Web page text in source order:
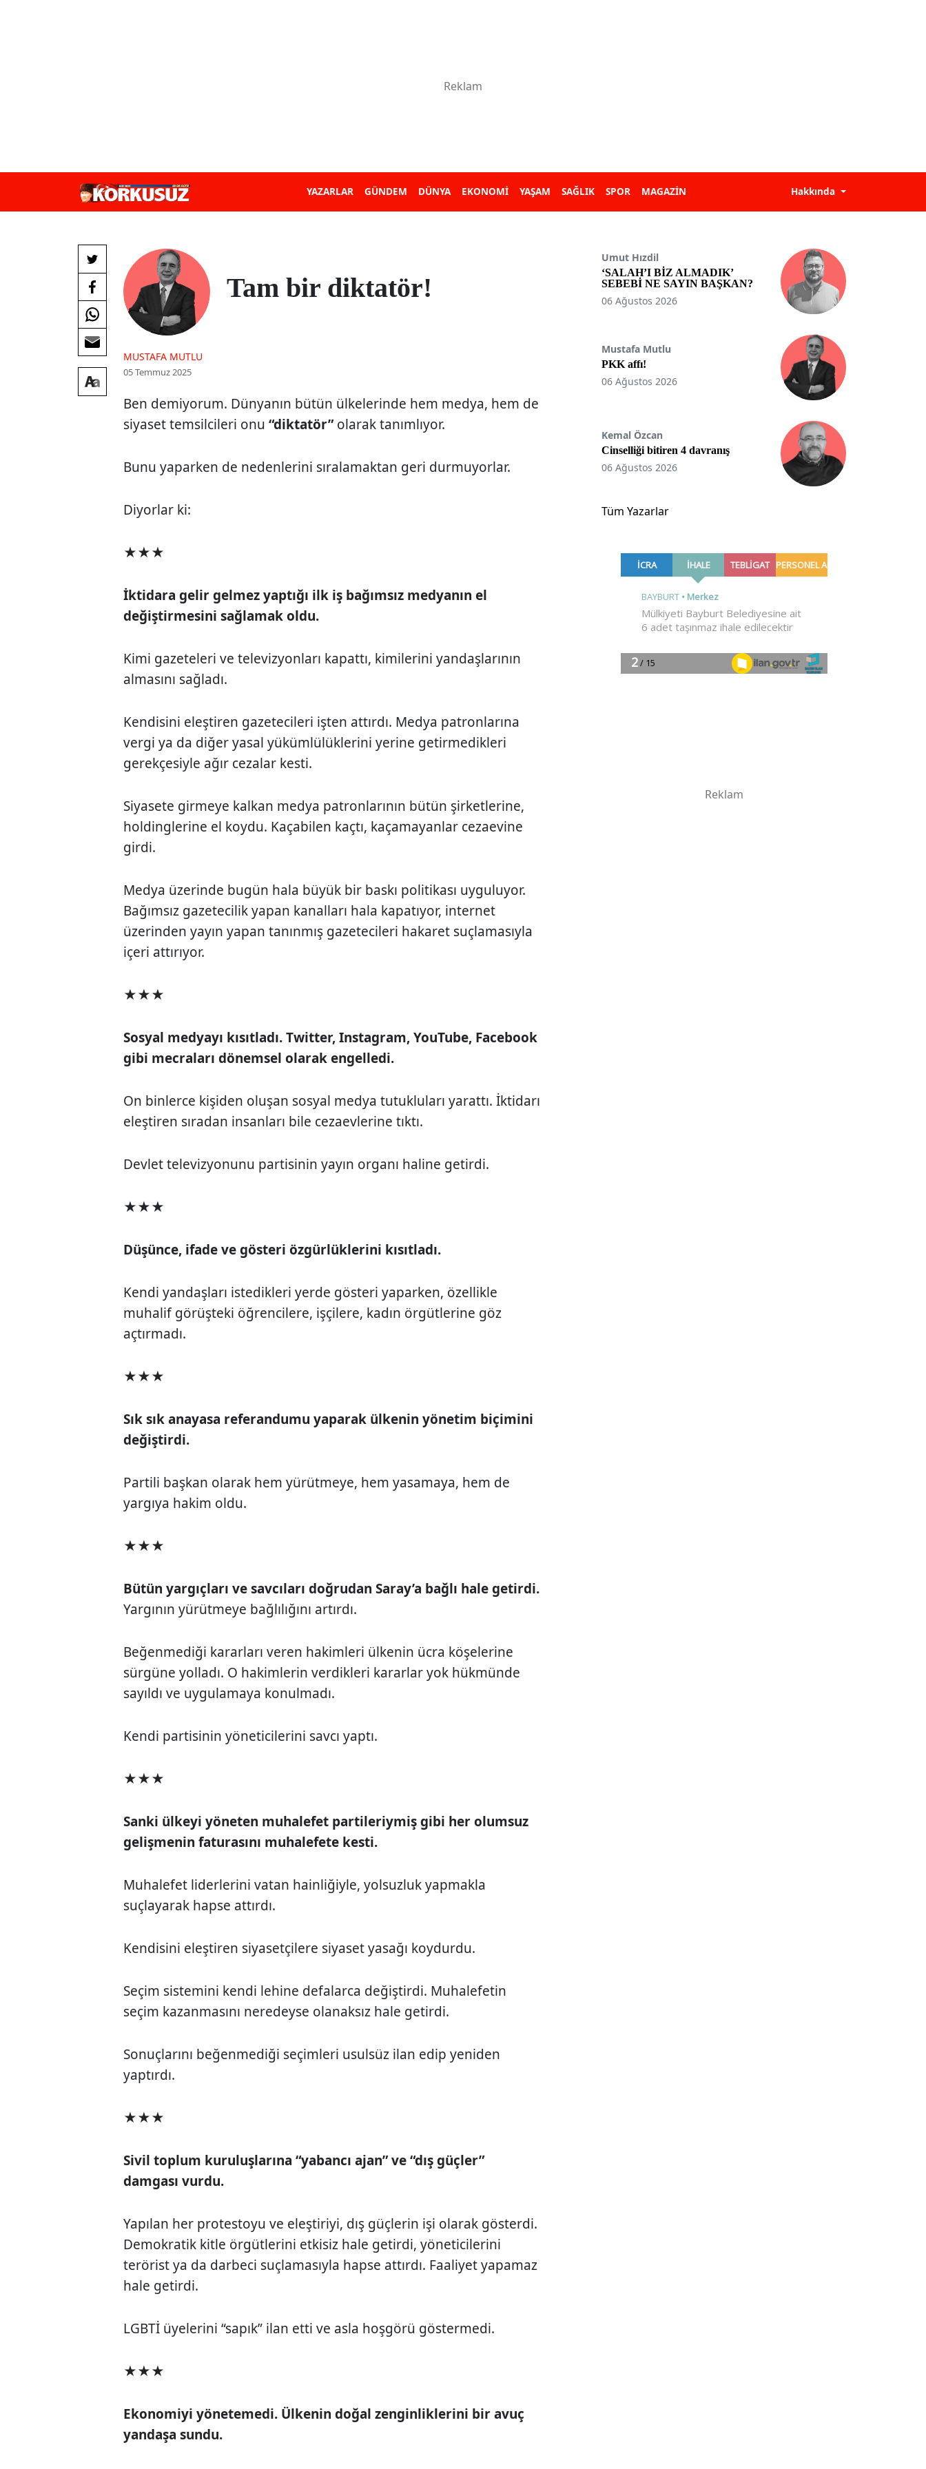
YAZARLAR GÜNDEM DÜNYA EKONOMİ YAŞAM SAĞLIK SPOR MAGAZİN Hakkında
Tam bir diktatör!
MUSTAFA MUTLU
05 Temmuz 2025
Ben demiyorum. Dünyanın bütün ülkelerinde hem medya, hem de
siyaset temsilcileri onu“diktatör”olarak tanımlıyor.
Bunu yaparken de nedenlerini sıralamaktan geri durmuyorlar.
Diyorlar ki:
★★★
İktidara gelir gelmez yaptığı ilk iş bağımsız medyanın el
değiştirmesini sağlamak oldu.
Kimi gazeteleri ve televizyonları kapattı, kimilerini yandaşlarının
almasını sağladı.
Kendisini eleştiren gazetecileri işten attırdı. Medya patronlarına
vergi ya da diğer yasal yükümlülüklerini yerine getirmedikleri
gerekçesiyle ağır cezalar kesti.
Siyasete girmeye kalkan medya patronlarının bütün şirketlerine,
holdinglerine el koydu. Kaçabilen kaçtı, kaçamayanlar cezaevine
girdi.
Medya üzerinde bugün hala büyük bir baskı politikası uyguluyor.
Bağımsız gazetecilik yapan kanalları hala kapatıyor, internet
üzerinden yayın yapan tanınmış gazetecileri hakaret suçlamasıyla
içeri attırıyor.
★★★
Sosyal medyayı kısıtladı. Twitter, Instagram, YouTube, Facebook
gibi mecraları dönemsel olarak engelledi.
On binlerce kişiden oluşan sosyal medya tutukluları yarattı. İktidarı
eleştiren sıradan insanları bile cezaevlerine tıktı.
Devlet televizyonunu partisinin yayın organı haline getirdi.
★★★
Düşünce, ifade ve gösteri özgürlüklerini kısıtladı.
Kendi yandaşları istedikleri yerde gösteri yaparken, özellikle
muhalif görüşteki öğrencilere, işçilere, kadın örgütlerine göz
açtırmadı.
★★★
Sık sık anayasa referandumu yaparak ülkenin yönetim biçimini
değiştirdi.
Partili başkan olarak hem yürütmeye, hem yasamaya, hem de
yargıya hakim oldu.
★★★
Bütün yargıçları ve savcıları doğrudan Saray’a bağlı hale getirdi.
Yargının yürütmeye bağlılığını artırdı.
Beğenmediği kararları veren hakimleri ülkenin ücra köşelerine
sürgüne yolladı. O hakimlerin verdikleri kararlar yok hükmünde
sayıldı ve uygulamaya konulmadı.
Kendi partisinin yöneticilerini savcı yaptı.
★★★
Sanki ülkeyi yöneten muhalefet partileriymiş gibi her olumsuz
gelişmenin faturasını muhalefete kesti.
Muhalefet liderlerini vatan hainliğiyle, yolsuzluk yapmakla
suçlayarak hapse attırdı.
Kendisini eleştiren siyasetçilere siyaset yasağı koydurdu.
Seçim sistemini kendi lehine defalarca değiştirdi. Muhalefetin
seçim kazanmasını neredeyse olanaksız hale getirdi.
Sonuçlarını beğenmediği seçimleri usulsüz ilan edip yeniden
yaptırdı.
★★★
Sivil toplum kuruluşlarına “yabancı ajan” ve “dış güçler”
damgası vurdu.
Yapılan her protestoyu ve eleştiriyi, dış güçlerin işi olarak gösterdi.
Demokratik kitle örgütlerini etkisiz hale getirdi, yöneticilerini
terörist ya da darbeci suçlamasıyla hapse attırdı. Faaliyet yapamaz
hale getirdi.
LGBTİ üyelerini “sapık” ilan etti ve asla hoşgörü göstermedi.
★★★
Ekonomiyi yönetemedi. Ülkenin doğal zenginliklerini bir avuç
yandaşa sundu.
Umut Hızdil
‘SALAH’I BİZ ALMADIK’
SEBEBİ NE SAYIN BAŞKAN?
06 Ağustos 2026
Mustafa Mutlu
PKK affı!
06 Ağustos 2026
Kemal Özcan
Cinselliği bitiren 4 davranış
06 Ağustos 2026
Tüm Yazarlar